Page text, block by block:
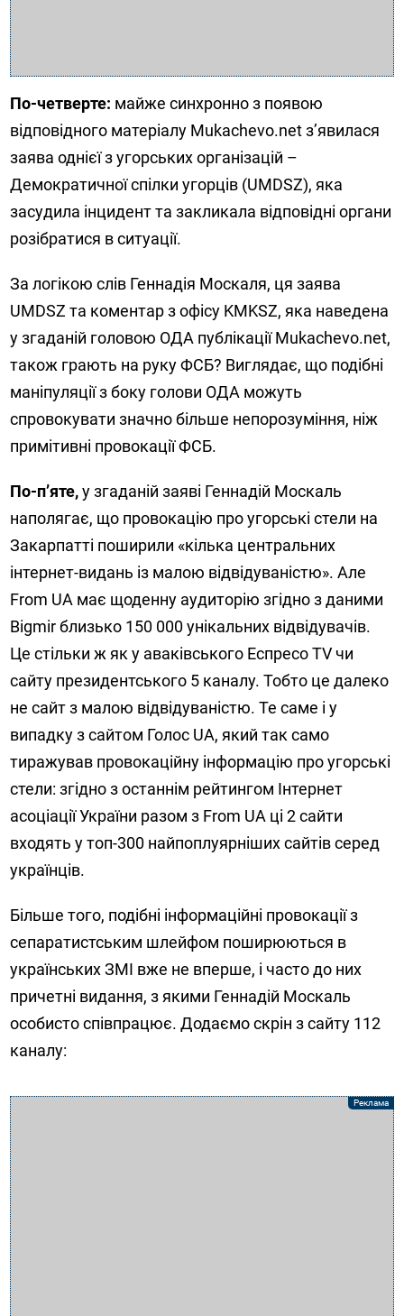
По-четверте: майже синхронно з появою
відповідного матеріалу Mukachevo.net з’явилася
заява однієї з угорських організацій –
Демократичної спілки угорців (UMDSZ), яка
засудила інцидент та закликала відповідні органи
розібратися в ситуації.
За логікою слів Геннадія Москаля, ця заява
UMDSZ та коментар з офісу KMKSZ, яка наведена
у згаданій головою ОДА публікації Mukachevo.net,
також грають на руку ФСБ? Виглядає, що подібні
маніпуляції з боку голови ОДА можуть
спровокувати значно більше непорозуміння, ніж
примітивні провокації ФСБ.
По-п’яте,у згаданій заяві Геннадій Москаль
наполягає, що провокацію про угорські стели на
Закарпатті поширили «кілька центральних
інтернет-видань із малою відвідуваністю». Але
From UA має щоденну аудиторію згідно з даними
Bigmir близько 150 000 унікальних відвідувачів.
Це стільки ж як у аваківського Еспресо TV чи
сайту президентського 5 каналу. Тобто це далеко
не сайт з малою відвідуваністю. Те саме і у
випадку з сайтом Голос UA, який так само
тиражував провокаційну інформацію про угорські
стели: згідно з останнім рейтингом Інтернет
асоціації України разом з From UA ці 2 сайти
входять у топ-300 найпоплуярніших сайтів серед
українців.
Більше того, подібні інформаційні провокації з
сепаратистським шлейфом поширюються в
українських ЗМІ вже не вперше, і часто до них
причетні видання, з якими Геннадій Москаль
особисто співпрацює. Додаємо скрін з сайту 112
каналу: